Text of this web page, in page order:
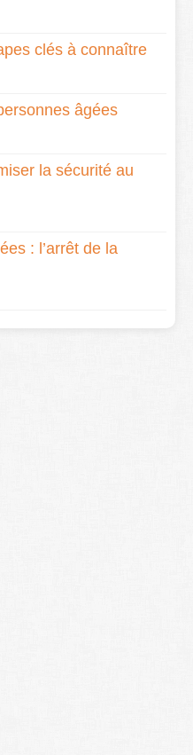
clés à connaître
âgées
la sécurité au
: l’arrêt de la